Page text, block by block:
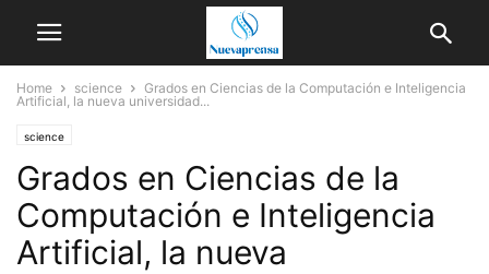
Home science
Grados en Ciencias de la Computación e Inteligencia
Artificial, la nueva universidad...
science
Grados en Ciencias de la
Computación e Inteligencia
Artificial, la nueva